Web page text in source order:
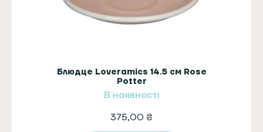
Блюдце Loveramics 14.5 см Rose
Potter
В наявності
375,00 ₴